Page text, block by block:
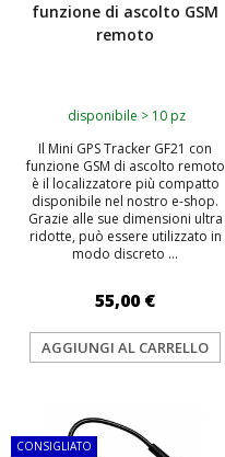
funzione di ascolto GSM
remoto
disponibile > 10 pz
Il Mini GPS Tracker GF21 con
funzione GSM di ascolto remoto
è il localizzatore più compatto
disponibile nel nostro e-shop.
Grazie alle sue dimensioni ultra
ridotte, può essere utilizzato in
modo discreto ...
55,00 €
AGGIUNGI AL CARRELLO
CONSIGLIATO